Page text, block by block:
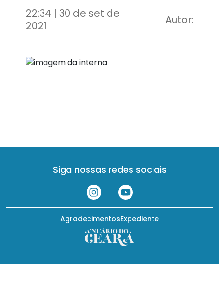
22:34 | 30 de set de
2021
Autor:
Siga nossas redes sociais
Expediente
Agradecimentos